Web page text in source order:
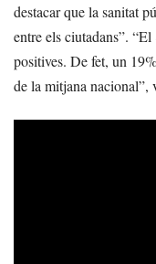
destacar que la sanitat
entre els ciutadans”.
positives. De fet, un
de la mitjana nacional”,